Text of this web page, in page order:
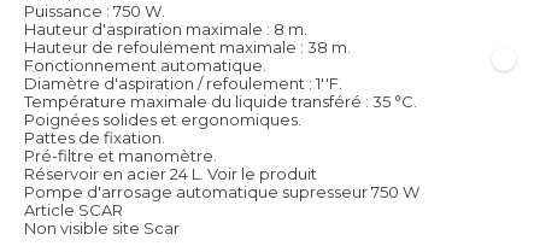
Puissance : 750 W.
Hauteur d'aspiration maximale : 8 m.
Hauteur de refoulement maximale : 38 m.
Fonctionnement automatique.
Diamètre d'aspiration / refoulement : 1''F.
Température maximale du liquide transféré : 35 °C.
Poignées solides et ergonomiques.
Pattes de fixation.
Pré-filtre et manomètre.
Réservoir en acier 24 L.
Voir le produit
Pompe d'arrosage automatique supresseur 750 W
Article SCAR
Non visible site Scar